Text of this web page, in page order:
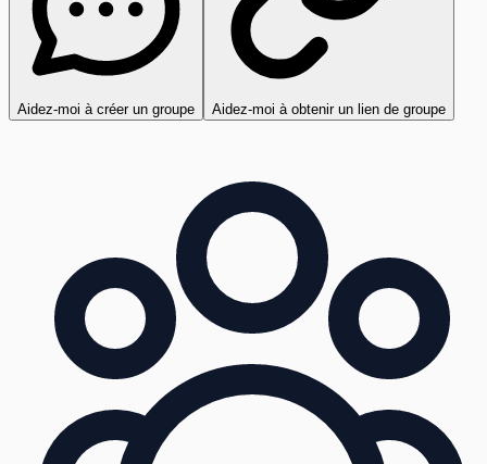
Aidez-moi à créer un groupe Aidez-moi à obtenir un lien de groupe